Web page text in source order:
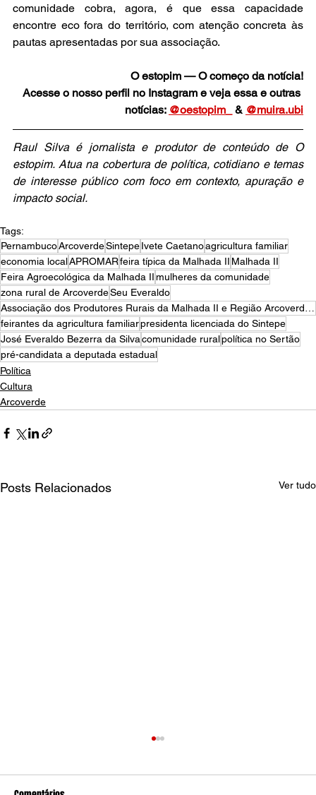
comunidade cobra, agora, é que essa capacidade
encontre eco fora do território, com atenção concreta às
pautas apresentadas por sua associação.
O estopim — O começo da notícia!
Acesse o nosso perfil no Instagram e veja essa e outras
notícias: @oestopim_ & @muira.ubi
Raul Silva é jornalista e produtor de conteúdo de O
estopim. Atua na cobertura de política, cotidiano e temas
de interesse público com foco em contexto, apuração e
impacto social.
Tags:
PernambucoArcoverdeSintepeIvete Caetanoagricultura familiar
economia localAPROMARfeira típica da Malhada II Malhada II
Feira Agroecológica da Malhada IImulheres da comunidade
zona rural de ArcoverdeSeu Everaldo
feirantes da agricultura familiarpresidenta licenciada do Sintepe
José Everaldo Bezerra da Silvacomunidade ruralpolítica no Sertão
pré-candidata a deputada estadual
Política
Cultura
Arcoverde
Posts Relacionados Ver tudo